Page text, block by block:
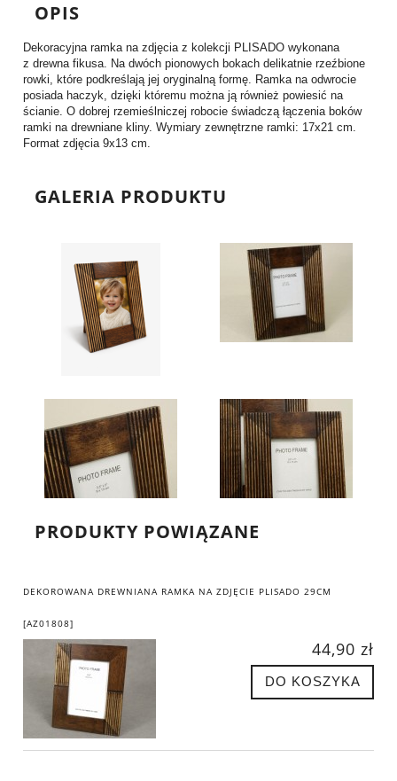
OPIS
Dekoracyjna ramka na zdjęcia z kolekcji PLISADO wykonana
z drewna fikusa. Na dwóch pionowych bokach delikatnie rzeźbione
rowki, które podkreślają jej oryginalną formę. Ramka na odwrocie
posiada haczyk, dzięki któremu można ją również powiesić na
ścianie. O dobrej rzemieślniczej robocie świadczą łączenia boków
ramki na drewniane kliny. Wymiary zewnętrzne ramki: 17x21 cm.
Format zdjęcia 9x13 cm.
GALERIA PRODUKTU
PRODUKTY POWIĄZANE
DEKOROWANA DREWNIANA RAMKA NA ZDJĘCIE PLISADO 29CM
[AZ01808]
44,90 zł
DO KOSZYKA